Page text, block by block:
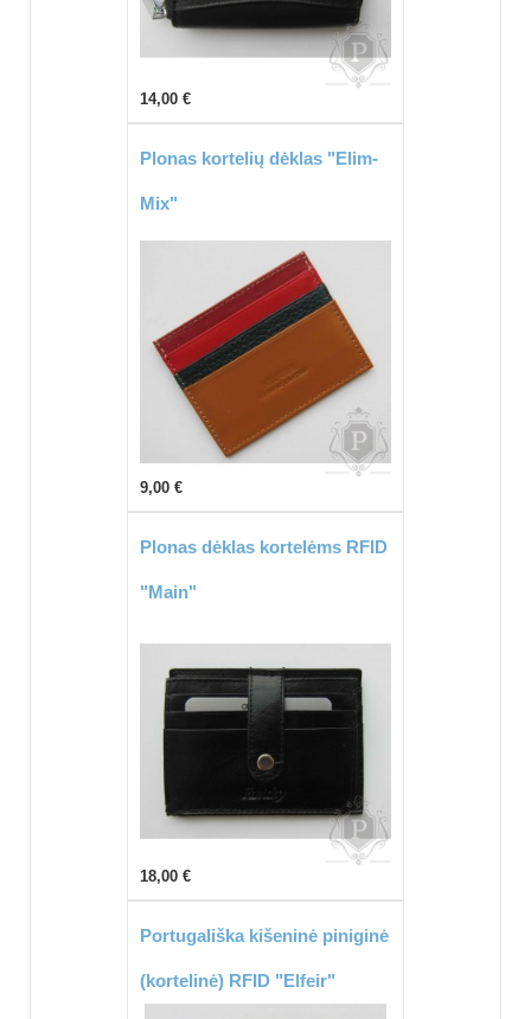
14,00 €
Plonas kortelių dėklas "Elim-
Mix"
9,00 €
Plonas dėklas kortelėms RFID
"Main"
18,00 €
Portugališka kišeninė piniginė
(kortelinė) RFID "Elfeir"